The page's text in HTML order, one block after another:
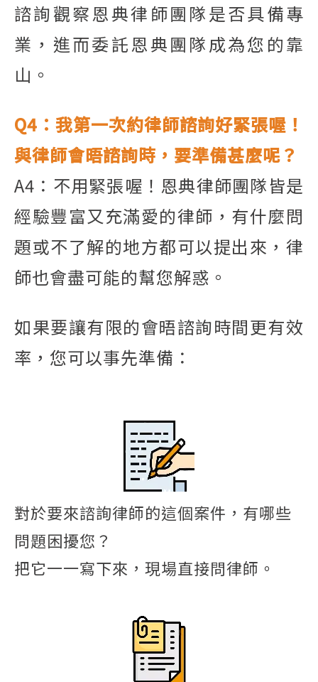
諮詢觀察恩典律師團隊是否具備專
業，進而委託恩典團隊成為您的靠
山。
Q4 ：我第一次約律師諮詢好緊張喔！
與律師會晤諮詢時，要準備甚麼呢？
A4 ：不用緊張喔！恩典律師團隊皆是
經驗豐富又充滿愛的律師，有什麼問
題或不了解的地方都可以提出來，律
師也會盡可能的幫您解惑。
如果要讓有限的會晤諮詢時間更有效
率，您可以事先準備：
對於要來諮詢律師的這個案件，有哪些
問題困擾您？
把它一一寫下來，現場直接問律師。